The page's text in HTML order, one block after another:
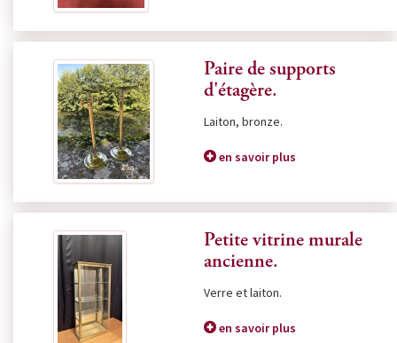
Paire de supports
d'étagère.
Laiton, bronze.
en savoir plus
Petite vitrine murale
ancienne.
Verre et laiton.
en savoir plus